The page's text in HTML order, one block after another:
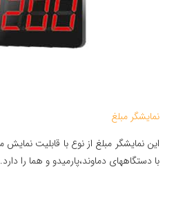
نمایشگر مبلغ
با دستگاههای دماوند،پارمیدو و هما را دارد.